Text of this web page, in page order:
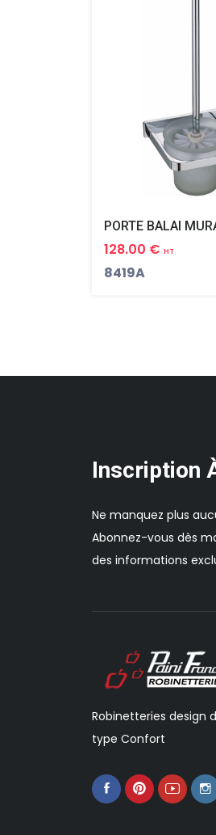
PORTE BALAI
128.00 € HT
8419A
Inscription
Ne manquez plus
Abonnez-vous dès
des informations
Robinetteries design
type Confort